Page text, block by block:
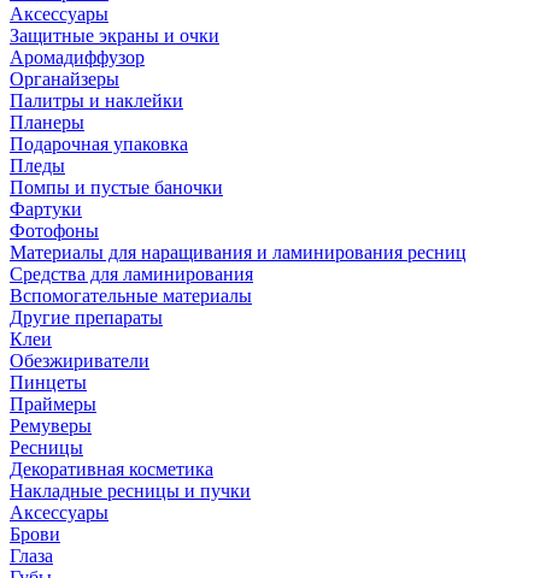
Аксессуары
Защитные экраны и очки
Аромадиффузор
Органайзеры
Палитры и наклейки
Планеры
Подарочная упаковка
Пледы
Помпы и пустые баночки
Фартуки
Фотофоны
Материалы для наращивания и ламинирования ресниц
Средства для ламинирования
Вспомогательные материалы
Другие препараты
Клеи
Обезжириватели
Пинцеты
Праймеры
Ремуверы
Ресницы
Декоративная косметика
Накладные ресницы и пучки
Аксессуары
Брови
Глаза